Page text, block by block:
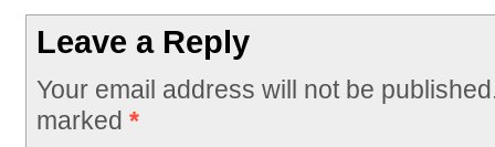
Leave a Reply
Your email address will not be
marked *